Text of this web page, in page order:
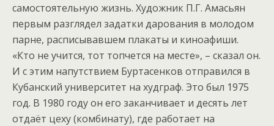
самостоятельную жизнь. Художник П.Г. Амасьян
первым разглядел задатки дарования в молодом
парне, расписывавшем плакаты и киноафиши.
«Кто не учится, тот топчется на месте», – сказал он.
И с этим напутствием Буртасенков отправился в
Кубанский университет на худграф. Это был 1975
год. В 1980 году он его заканчивает и десять лет
отдаёт цеху (комбинату), где работает на